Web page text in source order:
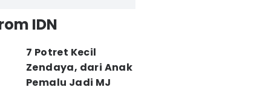
IDN
7 Potret Kecil
Zendaya, dari Anak
Pemalu Jadi MJ